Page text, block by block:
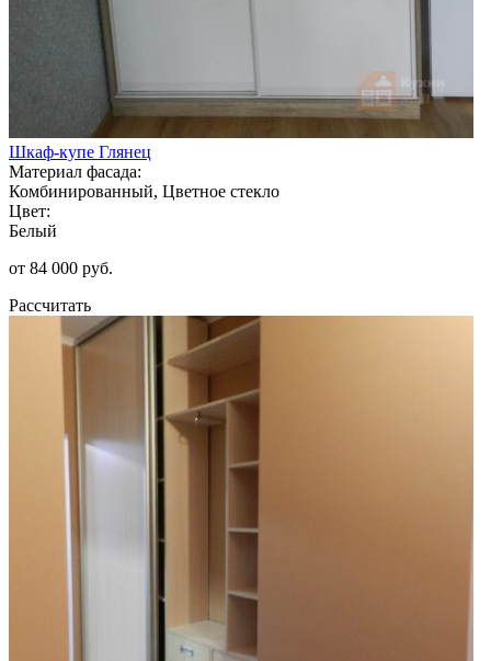
Шкаф-купе Глянец
Материал фасада:
Комбинированный, Цветное стекло
Цвет:
Белый
от 84 000 руб.
Рассчитать